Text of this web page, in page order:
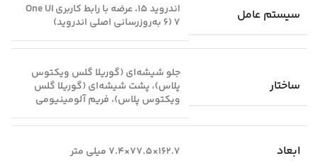
سیستم عامل
اندروید 15، عرضه با رابط کاربری One UI
7 (6 به‌روزرسانی اصلی اندروید)
ساختار
جلو شیشه‌ای (گوریلا گلس ویکتوس
پلاس)، پشت شیشه‌ای (گوریلا گلس
ویکتوس پلاس)، فریم آلومینیومی
ابعاد 162.7×77.5×7.4 میلی متر